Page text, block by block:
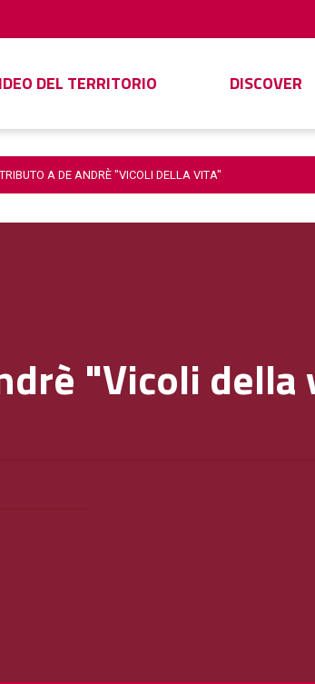
DEL TERRITORIO DISCOVER
TRIBUTO A DE ANDRÈ "VICOLI DELLA VITA"
"Vicoli della